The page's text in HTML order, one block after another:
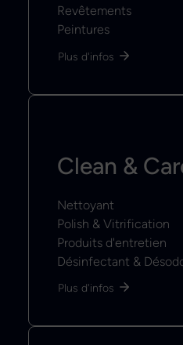
Revêtements
Peintures
Plus d'infos
Clean &
Nettoyant
Polish & Vitrification
Produits d'entretien
Désinfectant &
Plus d'infos